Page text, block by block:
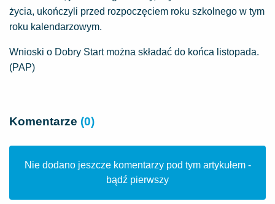
życia, ukończyli przed rozpoczęciem roku szkolnego w tym
roku kalendarzowym.
Wnioski o Dobry Start można składać do końca listopada.
(PAP)
Komentarze (0)
Nie dodano jeszcze komentarzy pod tym artykułem -
bądź pierwszy